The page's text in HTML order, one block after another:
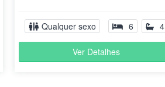
masculino,...
Qualquer sexo 6 4
Ver Detalhes